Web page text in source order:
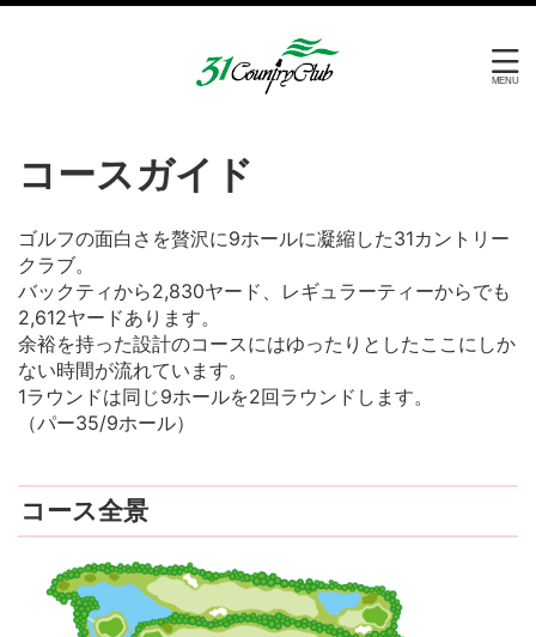
コースガイド
ゴルフの面白さを贅沢に9ホールに凝縮した31カントリー
クラブ。
バックティから2,830ヤード、レギュラーティーからでも
2,612ヤードあります。
余裕を持った設計のコースにはゆったりとしたここにしか
ない時間が流れています。
1ラウンドは同じ9ホールを2回ラウンドします。
（パー35/9ホール）
コース全景